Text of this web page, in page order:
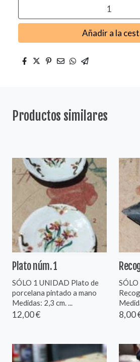
Añadir a la
Productos similares
Plato núm. 1
SÓLO 1 UNIDAD Plato de
porcelana pintado a mano
Medidas: 2,3 cm. ...
12,00 € 8,00